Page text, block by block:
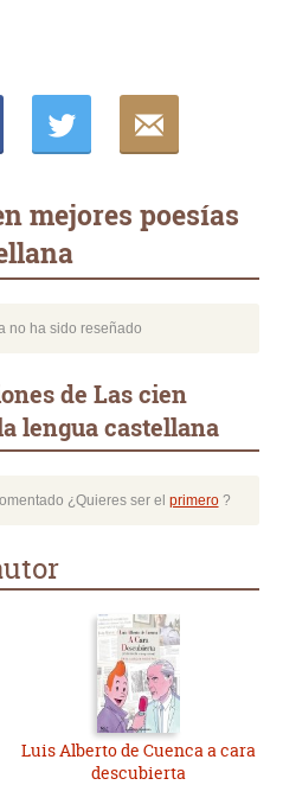
mejores poesías
no ha sido reseñado
de Las cien
lengua castellana
¿Quieres ser el primero?
Luis Alberto de Cuenca a cara
descubierta